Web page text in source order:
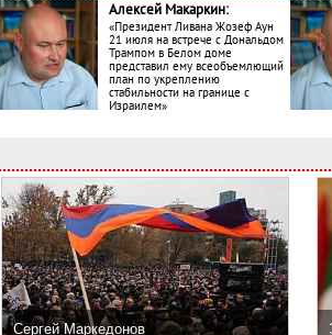
Алексей Макаркин:
«Президент Ливана Жозеф Аун
21 июля на встрече с Дональдом
Трампом в Белом доме
представил ему всеобъемлющий
план по укреплению
стабильности на границе с
Израилем»
Сергей Маркедонов